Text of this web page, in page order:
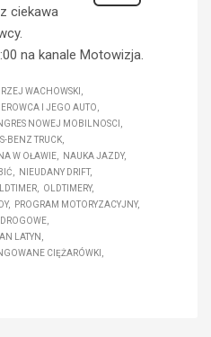
ciekawa
na kanale Motowizja.
WACHOWSKI
I JEGO AUTO
NOWEJ MOBILNOSCI
BENZ TRUCK
W OŁAWIE
NAUKA JAZDY
NIEUDANY DRIFT
OLDTIMERY
PROGRAM MOTORYZACYJNY
DROGOWE
LATYN
CIĘŻARÓWKI